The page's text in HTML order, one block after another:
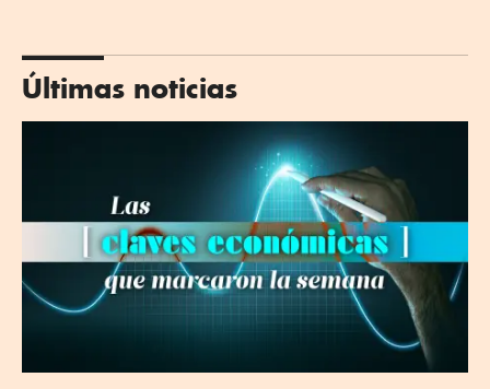
Últimas noticias